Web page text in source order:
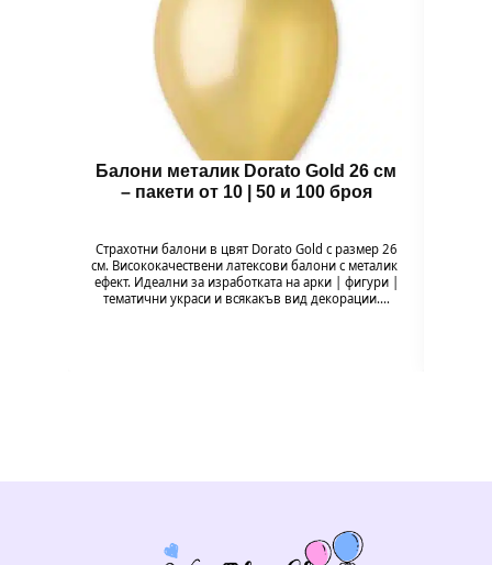
Балони металик Dorato Gold 26 см
– пакети от 10 | 50 и 100 броя
Страхотни балони в цвят Dorato Gold с размер 26
см. Висококачествени латексови балони с металик
ефект. Идеални за изработката на арки | фигури |
тематични украси и всякакъв вид декорации.…